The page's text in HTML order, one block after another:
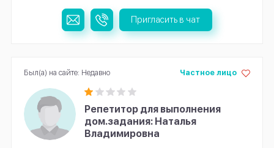
Пригласить в чат
Репетитор для выполнения
дом.задания: Наталья
Владимировна
Частное лицо
Был(а) на сайте: Недавно